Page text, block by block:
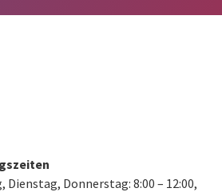
Dienstag, Donnerstag: 8:00 – 12:00,